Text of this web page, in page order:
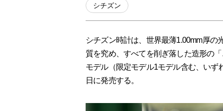
シチズン
シチズン時計は、世界最薄1.00mm厚
質を究め、すべてを削ぎ落した造形の
モデル（限定モデル1モデル含む、いず
日に発売する。